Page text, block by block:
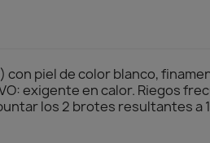
piel de color blanco,
exigente en calor. Riegos
los 2 brotes resultantes a